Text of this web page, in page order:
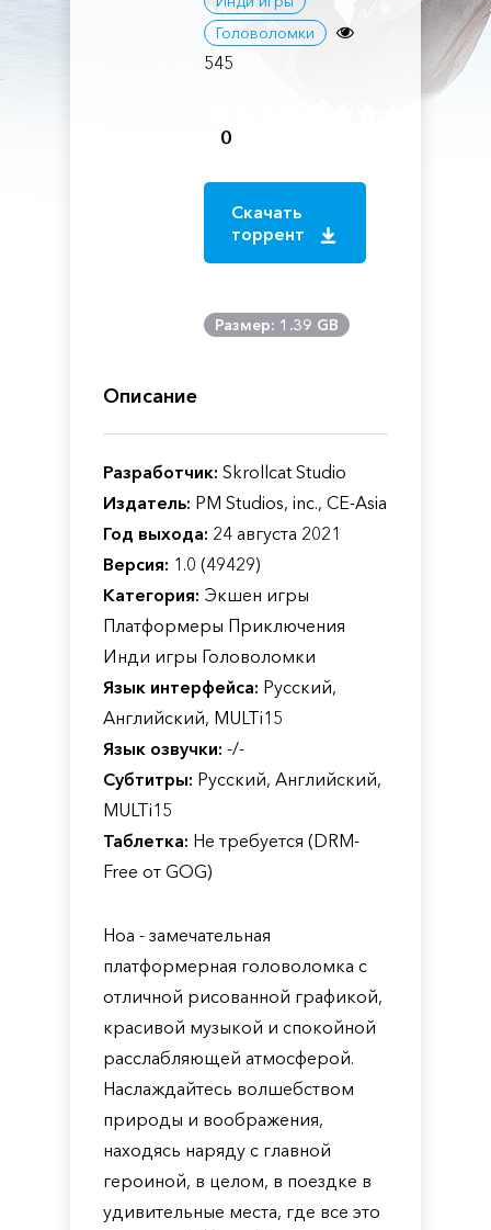
Головоломки
545
0
Скачать
торрент
Размер: 1.39 GB
Описание
Разработчик: Skrollcat Studio
Издатель: PM Studios, inc., CE-Asia
Год выхода: 24 августа 2021
Версия: 1.0 (49429)
Категория: Экшен игры
Платформеры Приключения
Инди игры Головоломки
Язык интерфейса: Русский,
Английский, MULTi15
Язык озвучки: -/-
Субтитры: Русский, Английский,
MULTi15
Таблетка: Не требуется (DRM-
Free от GOG)
Hoa - замечательная
платформерная головоломка с
отличной рисованной графикой,
красивой музыкой и спокойной
расслабляющей атмосферой.
Наслаждайтесь волшебством
природы и воображения,
находясь наряду с главной
героиной, в целом, в поездке в
удивительные места, где все это